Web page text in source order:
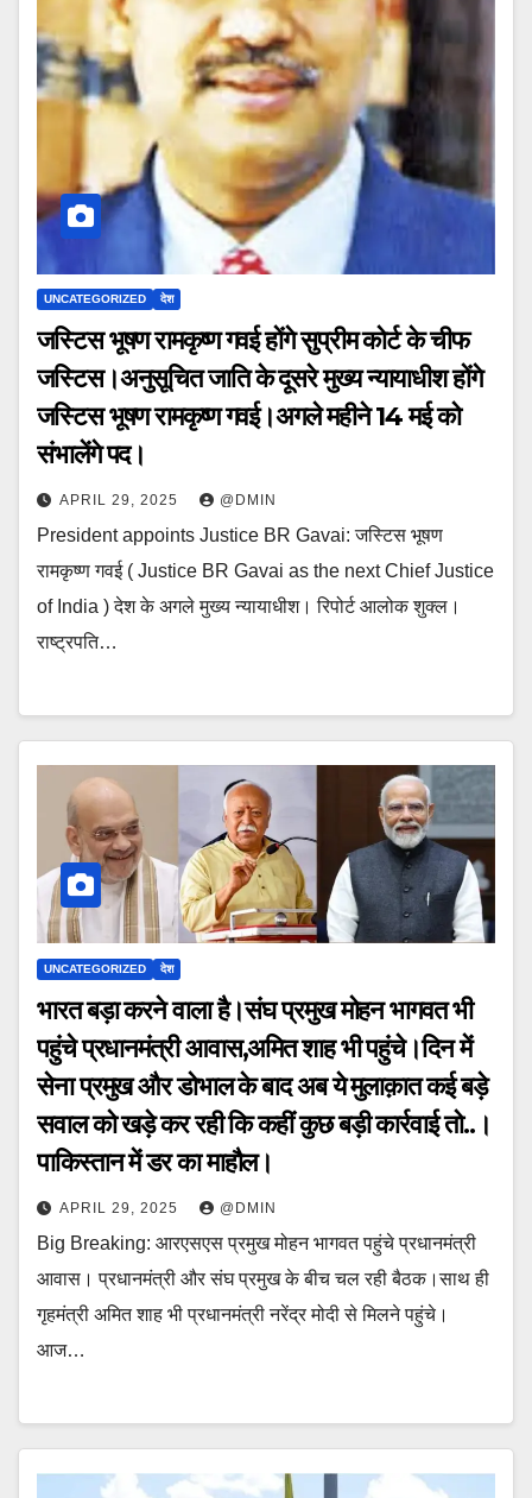
UNCATEGORIZED देश
जस्टिस भूषण रामकृष्ण गवई होंगे सुप्रीम कोर्ट के चीफ
जस्टिस।अनुसूचित जाति के दूसरे मुख्य न्यायाधीश होंगे
जस्टिस भूषण रामकृष्ण गवई।अगले महीने 14 मई को
संभालेंगे पद।
APRIL 29, 2025 @DMIN
President appoints Justice BR Gavai: जस्टिस भूषण
रामकृष्ण गवई ( Justice BR Gavai as the next Chief Justice
of India ) देश के अगले मुख्य न्यायाधीश। रिपोर्ट आलोक शुक्ल।
राष्ट्रपति…
UNCATEGORIZED देश
भारत बड़ा करने वाला है।संघ प्रमुख मोहन भागवत भी
पहुंचे प्रधानमंत्री आवास,अमित शाह भी पहुंचे।दिन में
सेना प्रमुख और डोभाल के बाद अब ये मुलाक़ात कई बड़े
सवाल को खड़े कर रही कि कहीं कुछ बड़ी कार्रवाई तो..।
पाकिस्तान में डर का माहौल।
APRIL 29, 2025 @DMIN
Big Breaking: आरएसएस प्रमुख मोहन भागवत पहुंचे प्रधानमंत्री
आवास। प्रधानमंत्री और संघ प्रमुख के बीच चल रही बैठक।साथ ही
गृहमंत्री अमित शाह भी प्रधानमंत्री नरेंद्र मोदी से मिलने पहुंचे।
आज…